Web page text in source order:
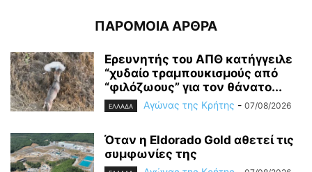
ΠΑΡΟΜΟΙΑ ΑΡΘΡΑ
Ερευνητής του ΑΠΘ κατήγγειλε
“χυδαίο τραμπουκισμούς από
“φιλόζωους” για τον θάνατο...
ΕΛΛΑΔΑ Αγώνας της Κρήτης - 07/08/2026
Όταν η Eldorado Gold αθετεί τις
συμφωνίες της